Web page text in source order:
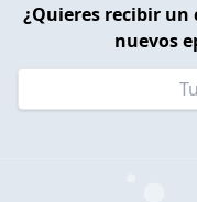
¿Quieres recibir
nuevos